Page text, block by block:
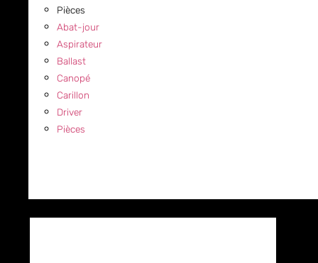
Pièces
Abat-jour
Aspirateur
Ballast
Canopé
Carillon
Driver
Pièces